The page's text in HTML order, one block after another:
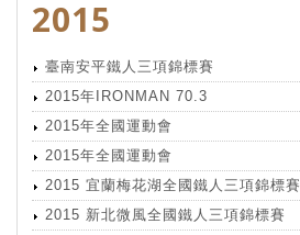
2015
臺南安平鐵人三項錦標賽
2015年IRONMAN 70.3
2015年全國運動會
2015年全國運動會
2015 宜蘭梅花湖全國鐵人三項錦標賽
2015 新北微風全國鐵人三項錦標賽